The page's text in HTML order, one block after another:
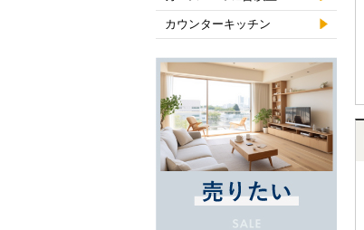
カウンターキッチン